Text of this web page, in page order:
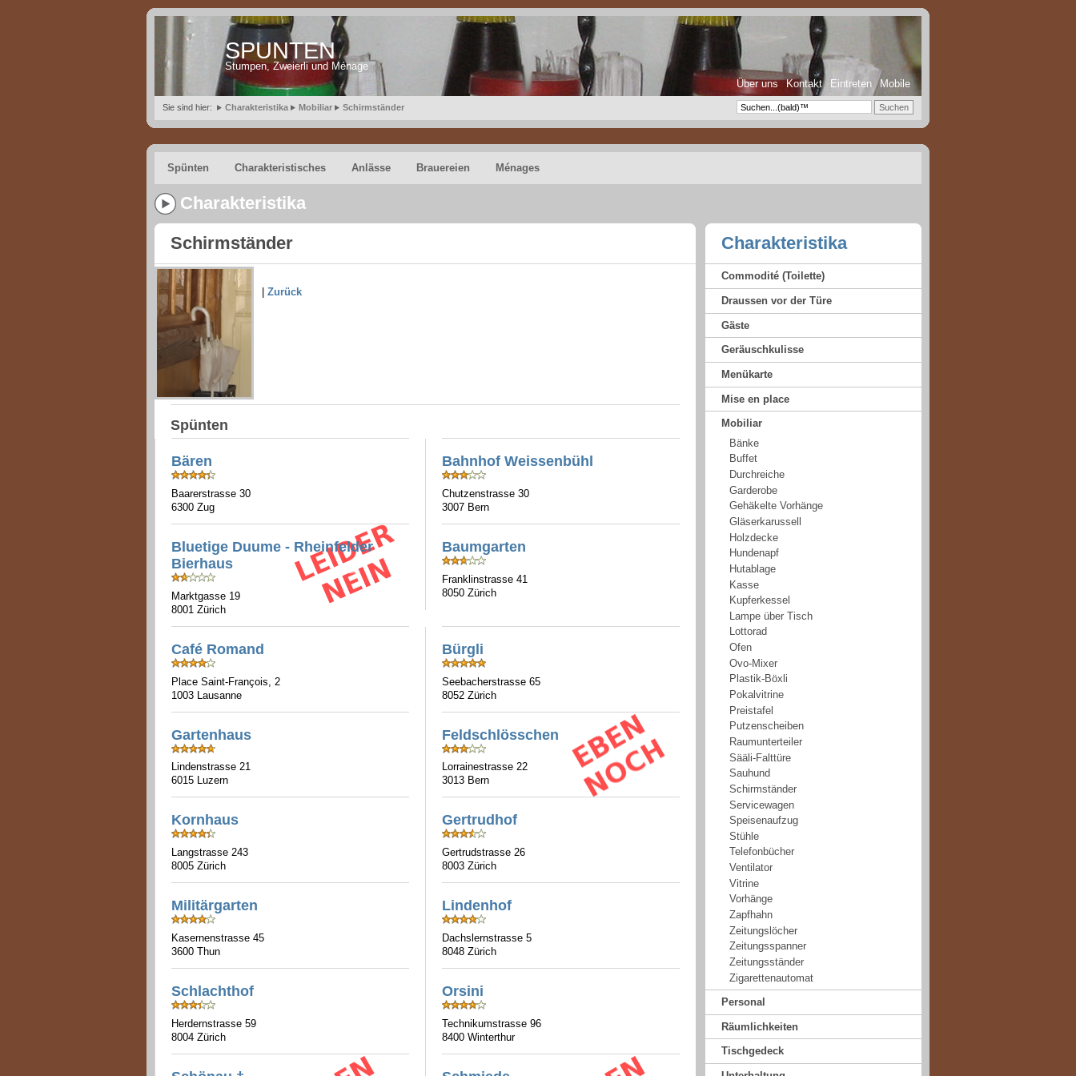
SPUNTEN
Stumpen, Zweierli und Ménage
Über uns
Kontakt Eintreten Mobile
Sie sind hier: Charakteristika Mobiliar Schirmständer
Spünten Charakteristisches Anlässe Brauereien Ménages
Charakteristika
Schirmständer
Zurück
Spünten
Bahnhof Weissenbühl
Chutzenstrasse 30
3007 Bern
Bären
Baarerstrasse 30
6300 Zug
Baumgarten
Franklinstrasse 41
8050 Zürich
Bluetige Duume - Rheinfelder
Bierhaus
Marktgasse 19
8001 Zürich
Bürgli
Seebacherstrasse 65
8052 Zürich
Café Romand
Place Saint-François, 2
1003 Lausanne
Feldschlösschen
Lorrainestrasse 22
3013 Bern
Gartenhaus
Lindenstrasse 21
6015 Luzern
Gertrudhof
Gertrudstrasse 26
8003 Zürich
Kornhaus
Langstrasse 243
8005 Zürich
Lindenhof
Dachslernstrasse 5
8048 Zürich
Militärgarten
Kasernenstrasse 45
3600 Thun
Orsini
Technikumstrasse 96
8400 Winterthur
Schlachthof
Herdernstrasse 59
8004 Zürich
Charakteristika
Commodité (Toilette)
Draussen vor der Türe
Gäste
Geräuschkulisse
Menükarte
Mise en place
Mobiliar
Bänke
Buffet
Durchreiche
Garderobe
Gehäkelte Vorhänge
Gläserkarussell
Holzdecke
Hundenapf
Hutablage
Kasse
Kupferkessel
Lampe über Tisch
Lottorad
Ofen
Ovo-Mixer
Plastik-Böxli
Pokalvitrine
Preistafel
Putzenscheiben
Raumunterteiler
Sääli-Falttüre
Sauhund
Schirmständer
Servicewagen
Speisenaufzug
Stühle
Telefonbücher
Ventilator
Vitrine
Vorhänge
Zapfhahn
Zeitungslöcher
Zeitungsspanner
Zeitungsständer
Zigarettenautomat
Personal
Räumlichkeiten
Tischgedeck